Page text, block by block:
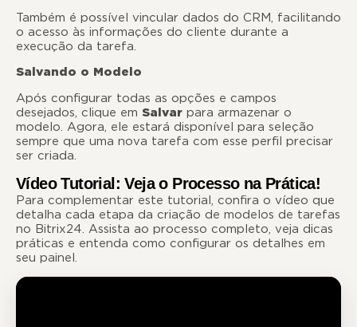
Também é possível vincular dados do CRM, facilitando
o acesso às informações do cliente durante a
execução da tarefa.
Salvando o Modelo
Após configurar todas as opções e campos
desejados, clique em Salvar para armazenar o
modelo. Agora, ele estará disponível para seleção
sempre que uma nova tarefa com esse perfil precisar
ser criada.
Vídeo Tutorial: Veja o Processo na Prática!
Para complementar este tutorial, confira o vídeo que
detalha cada etapa da criação de modelos de tarefas
no Bitrix24. Assista ao processo completo, veja dicas
práticas e entenda como configurar os detalhes em
seu painel.